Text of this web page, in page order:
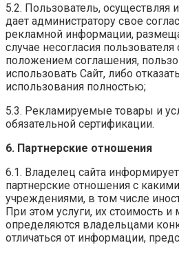
5.2. Пользователь, осуществляя
дает администратору свое
рекламной информации,
случае несогласия
положением соглашения,
использовать Сайт, либо
использования полностью;
5.3. Рекламируемые товары и
обязательной сертификации.
6. Партнерские отношения
6.1. Владелец сайта
партнерские отношения с
учреждениями, в том числе
При этом услуги, их стоимость
определяются владельцами
отличаться от информации,